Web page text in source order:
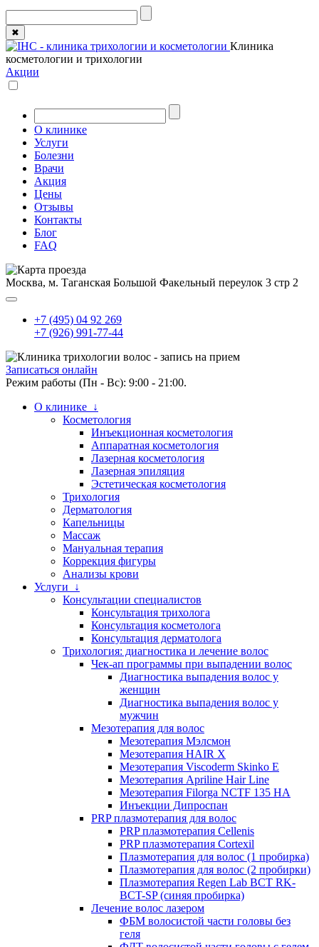
✖
Клиника
косметологии и трихологии
Акции
О клинике
Услуги
Болезни
Врачи
Акция
Цены
Отзывы
Контакты
Блог
FAQ
Москва, м. Таганская Большой Факельный переулок 3 стр 2
+7 (495) 04 92 269
+7 (926) 991-77-44
Записаться онлайн
Режим работы (Пн - Вс): 9:00 - 21:00.
О клинике ↓
Косметология
Инъекционная косметология
Аппаратная косметология
Лазерная косметология
Лазерная эпиляция
Эстетическая косметология
Трихология
Дерматология
Капельницы
Массаж
Мануальная терапия
Коррекция фигуры
Анализы крови
Услуги ↓
Консультации специалистов
Консультация трихолога
Консультация косметолога
Консультация дерматолога
Трихология: диагностика и лечение волос
Чек-ап программы при выпадении волос
Диагностика выпадения волос у
женщин
Диагностика выпадения волос у
мужчин
Мезотерапия для волос
Мезотерапия Мэлсмон
Мезотерапия HAIR X
Мезотерапия Viscoderm Skinko E
Мезотерапия Apriline Hair Line
Мезотерапия Filorga NCTF 135 HA
Инъекции Дипроспан
PRP плазмотерапия для волос
PRP плазмотерапия Cellenis
PRP плазмотерапия Cortexil
Плазмотерапия для волос (1 пробирка)
Плазмотерапия для волос (2 пробирки)
Плазмотерапия Regen Lab BCT RK-
BCT-SP (синяя пробирка)
Лечение волос лазером
ФБМ волосистой части головы без
геля